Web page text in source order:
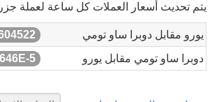
يتم تحديث أسعار العملات كل ساعة لعملة
يورو مقابل دوبرا ساو تومي
دوبرا ساو تومي مقابل يورو
5